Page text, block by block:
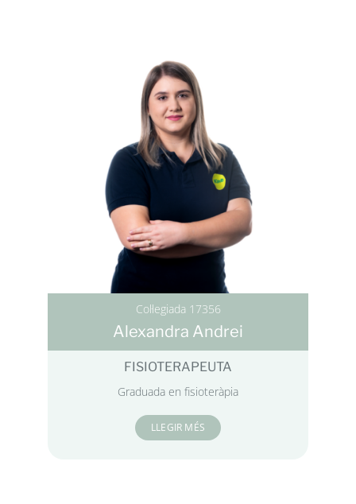
Col·legiada 17356
Alexandra Andrei
FISIOTERAPEUTA
Graduada en fisioteràpia
LLEGIR MÉS